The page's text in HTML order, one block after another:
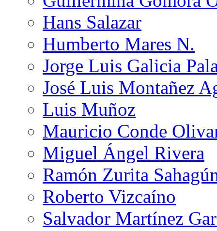
Hans Salazar
Humberto Mares N.
Jorge Luis Galicia
José Luis Montañez
Luis Muñoz
Mauricio Conde
Miguel Ángel Rivera
Ramón Zurita
Roberto Vizcaíno
Salvador Martínez